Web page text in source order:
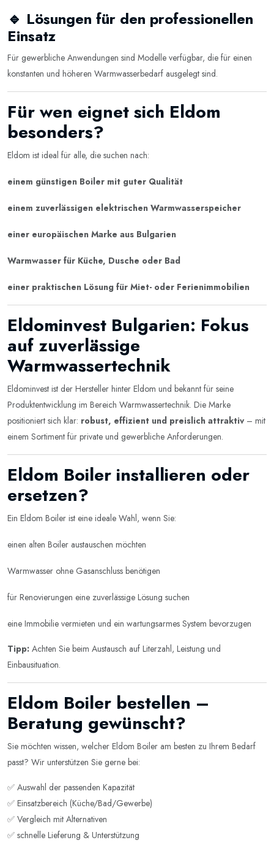
🔹 Lösungen für den professionellen
Einsatz
Für gewerbliche Anwendungen sind Modelle verfügbar, die für einen
konstanten und höheren Warmwasserbedarf ausgelegt sind.
Für wen eignet sich Eldom
besonders?
Eldom ist ideal für alle, die suchen nach:
einem günstigen Boiler mit guter Qualität
einem zuverlässigen elektrischen Warmwasserspeicher
einer europäischen Marke aus Bulgarien
Warmwasser für Küche, Dusche oder Bad
einer praktischen Lösung für Miet- oder Ferienimmobilien
Eldominvest Bulgarien: Fokus
auf zuverlässige
Warmwassertechnik
Eldominvest ist der Hersteller hinter Eldom und bekannt für seine
Produktentwicklung im Bereich Warmwassertechnik. Die Marke
positioniert sich klar: robust, effizient und preislich attraktiv– mit
einem Sortiment für private und gewerbliche Anforderungen.
Eldom Boiler installieren oder
ersetzen?
Ein Eldom Boiler ist eine ideale Wahl, wenn Sie:
einen alten Boiler austauschen möchten
Warmwasser ohne Gasanschluss benötigen
für Renovierungen eine zuverlässige Lösung suchen
eine Immobilie vermieten und ein wartungsarmes System bevorzugen
Tipp: Achten Sie beim Austausch auf Literzahl, Leistung und
Einbausituation.
Eldom Boiler bestellen –
Beratung gewünscht?
Sie möchten wissen, welcher Eldom Boiler am besten zu Ihrem Bedarf
passt? Wir unterstützen Sie gerne bei:
✅ Auswahl der passenden Kapazität
✅ Einsatzbereich (Küche/Bad/Gewerbe)
✅ Vergleich mit Alternativen
✅ schnelle Lieferung & Unterstützung